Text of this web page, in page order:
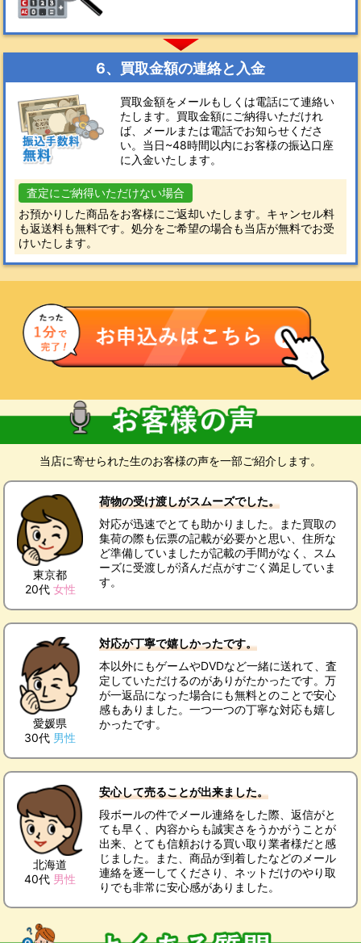
6、買取金額の連絡と入金
買取金額をメールもしくは電話にて連絡い
たします。買取金額にご納得いただけれ
ば、メールまたは電話でお知らせくださ
い。当日~48時間以内にお客様の振込口座
に入金いたします。
査定にご納得いただけない場合
お預かりした商品をお客様にご返却いたします。キャンセル料
も返送料も無料です。処分をご希望の場合も当店が無料でお受
けいたします。
当店に寄せられた生のお客様の声を一部ご紹介します。
東京都
20代 女性
荷物の受け渡しがスムーズでした。
対応が迅速でとても助かりました。また買取の
集荷の際も伝票の記載が必要かと思い、住所な
ど準備していましたが記載の手間がなく、スム
ーズに受渡しが済んだ点がすごく満足していま
す。
愛媛県
30代 男性
対応が丁寧で嬉しかったです。
本以外にもゲームやDVDなど一緒に送れて、査
定していただけるのがありがたかったです。万
が一返品になった場合にも無料とのことで安心
感もありました。一つ一つの丁寧な対応も嬉し
かったです。
北海道
40代 男性
安心して売ることが出来ました。
段ボールの件でメール連絡をした際、返信がと
ても早く、内容からも誠実さをうかがうことが
出来、とても信頼おける買い取り業者様だと感
じました。また、商品が到着したなどのメール
連絡を逐一してくださり、ネットだけのやり取
りでも非常に安心感がありました。